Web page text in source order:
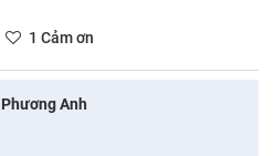
1 Cảm ơn
Anh